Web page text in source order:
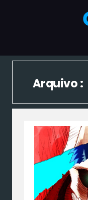
Arquivo :